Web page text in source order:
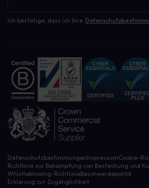
Ich bestätige, dass ich Ihre
DatenschutzbestimmungenImpressumCookie-
Richtlinie zur Bekämpfung von Bestechung und
Whistleblowing-RichtlinieBeschwerdepolitik
Erklärung zur Zugänglichkeit